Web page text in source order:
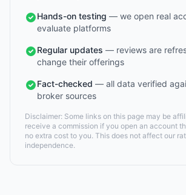
Hands-on testing — we open real
evaluate platforms
Regular updates — reviews are
change their offerings
Fact-checked — all data verified
broker sources
Disclaimer: Some links on this page may be
receive a commission if you open an account
no extra cost to you. This does not affect our
independence.